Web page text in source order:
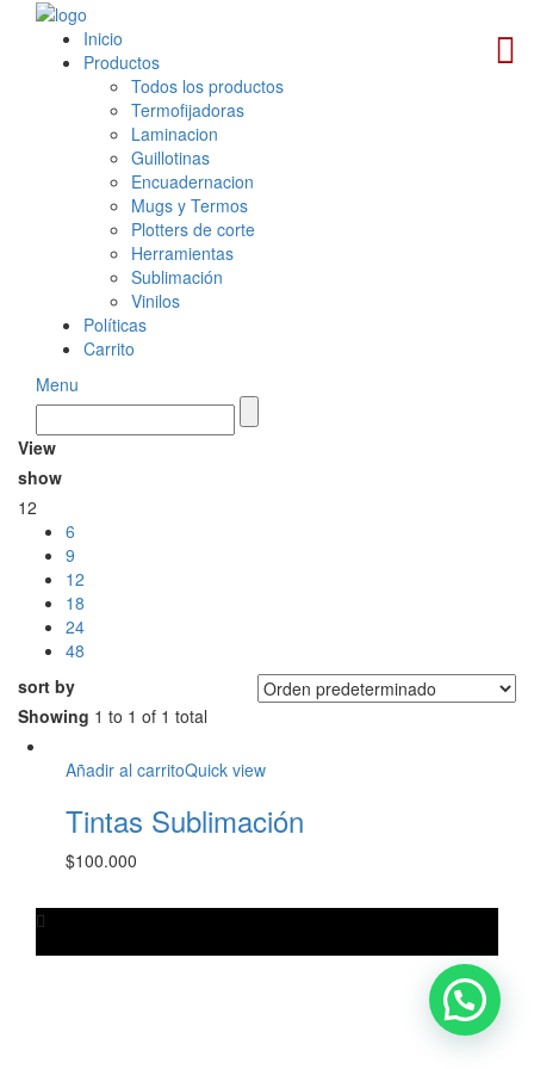
Inicio
Productos
Todos los productos
Termofijadoras
Laminacion
Guillotinas
Encuadernacion
Mugs y Termos
Plotters de corte
Herramientas
Sublimación
Vinilos
Políticas
Carrito
Menu
View
show
12
6
9
12
18
24
48
sort by
Showing 1 to 1 of 1 total
Añadir al carritoQuick view
Tintas Sublimación
$100.000